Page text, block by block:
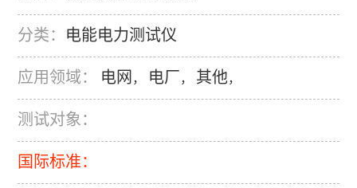
分类： 电能电力测试仪
应用领域： 电网 ， 电厂， 其他，
测试对象：
国际标准：